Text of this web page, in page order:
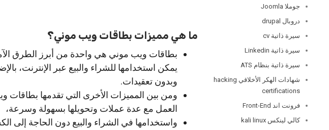
ما هي مميزات بطاقات ويب موني؟
بطاقات ويب موني هي واحدة من أبرز الطرق
يمكن استخدامها للشراء والبيع عبر الإنترنت،
وبدون تعقيدات.
ومن بين المميزات الأخرى التي تقدمها
العمل مع عدة عملات وتحويلها بسهولة وسرعة،
واستخدامها في الشراء والبيع دون الحاجة إلى
جوملا Joomla
دروبال drupal
سيرة ذاتية cv
سيرة ذاتية Linkedin
سيرة ذاتية بنظام ATS
شهادات الهكر الأخلاقي hacking
certifications
فرونت اند Front-End
كالي لينكس kali linux